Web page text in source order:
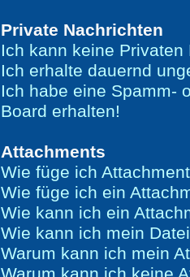
Private Nachrichten
Ich kann keine
Ich erhalte dauernd
Ich habe eine Spamm-
Board erhalten!
Attachments
Wie füge ich
Wie füge ich ein
Wie kann ich ein
Wie kann ich mein
Warum kann ich mein